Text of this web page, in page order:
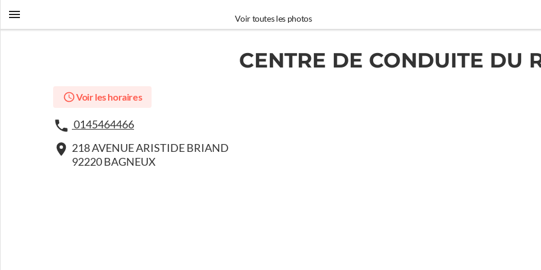
Voir toutes les photos
CENTRE DE CONDUITE DU
Voir les horaires
0145464466
218 AVENUE ARISTIDE BRIAND
92220 BAGNEUX